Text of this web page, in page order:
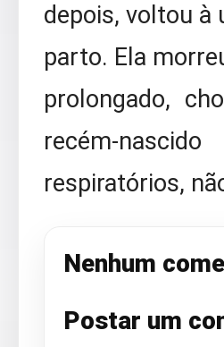
depois, voltou à
parto. Ela
prolongado,
recém-
respiratórios,
Nenhum
Postar um